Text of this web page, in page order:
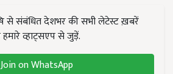
से संबंधित देशभर की सभी लेटेस्ट ख़बरें
व्हाट्सएप से जुड़ें.
Join on WhatsApp